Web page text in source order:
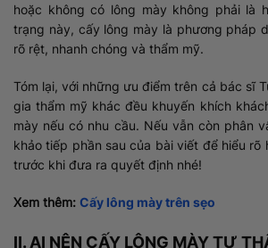
hoặc không có lông mày không phải là
trạng này, cấy lông mày là phương pháp
rõ rệt, nhanh chóng và thẩm mỹ.
Tóm lại, với những ưu điểm trên cả bác sĩ
gia thẩm mỹ khác đều khuyến khích
mày nếu có nhu cầu. Nếu vẫn còn phân
khảo tiếp phần sau của bài viết để hiểu rõ
trước khi đưa ra quyết định nhé!
Xem thêm: Cấy lông mày trên sẹo
II. AI NÊN CẤY LÔNG MÀY TỰ